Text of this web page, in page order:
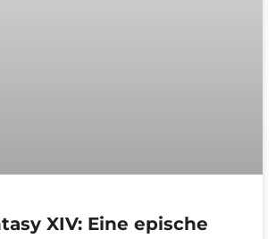
XIV: Eine epische